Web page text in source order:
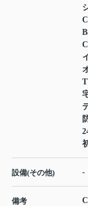
設備(その他) -
備考